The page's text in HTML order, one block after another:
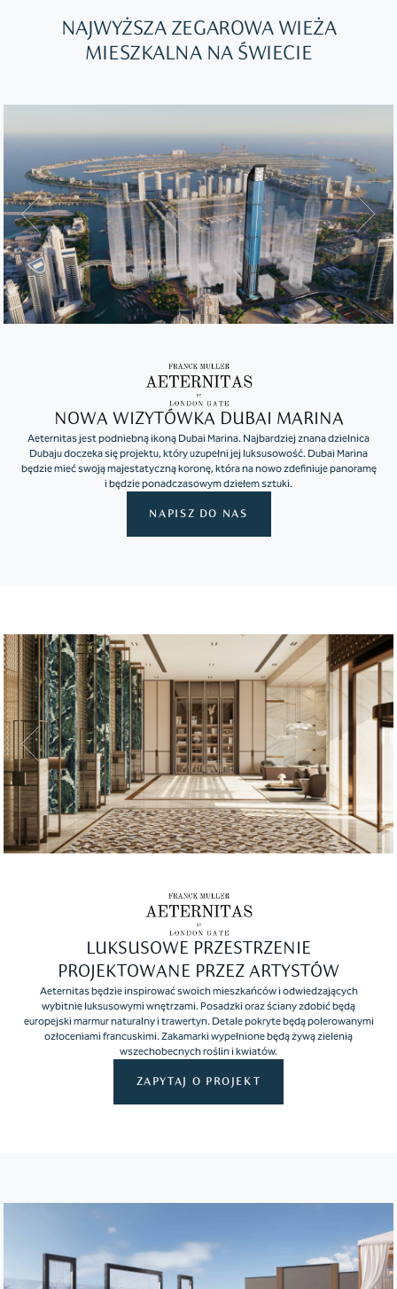
NAJWYŻSZA ZEGAROWA WIEŻA
MIESZKALNA NA ŚWIECIE
NOWA WIZYTÓWKA DUBAI MARINA
Aeternitas jest podniebną ikoną Dubai Marina. Najbardziej znana dzielnica
Dubaju doczeka się projektu, który uzupełni jej luksusowość. Dubai Marina
będzie mieć swoją majestatyczną koronę, która na nowo zdefiniuje panoramę
i będzie ponadczasowym dziełem sztuki.
NAPISZ DO NAS
LUKSUSOWE PRZESTRZENIE
PROJEKTOWANE PRZEZ ARTYSTÓW
Aeternitas będzie inspirować swoich mieszkańców i odwiedzających
wybitnie luksusowymi wnętrzami. Posadzki oraz ściany zdobić będą
europejski marmur naturalny i trawertyn. Detale pokryte będą polerowanymi
ozłoceniami francuskimi. Zakamarki wypełnione będą żywą zielenią
wszechobecnych roślin i kwiatów.
ZAPYTAJ O PROJEKT